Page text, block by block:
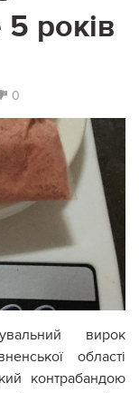
років
0
вирок
області
контрабандою